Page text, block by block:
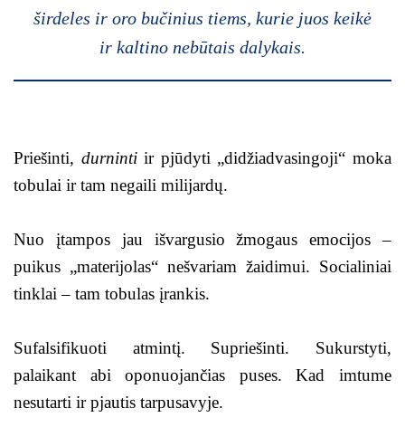
širdeles ir oro bučinius tiems, kurie juos keikė
ir kaltino nebūtais dalykais.
Priešinti, durnintiir pjūdyti „didžiadvasingoji“ moka
tobulai ir tam negaili milijardų.
Nuo įtampos jau išvargusio žmogaus emocijos –
puikus „materijolas“ nešvariam žaidimui. Socialiniai
tinklai – tam tobulas įrankis.
Sufalsifikuoti atmintį. Supriešinti. Sukurstyti,
palaikant abi oponuojančias puses. Kad imtume
nesutarti ir pjautis tarpusavyje.